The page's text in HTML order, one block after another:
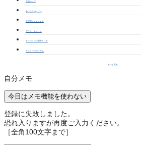
古城ハイツ
春ひなたのメゾン
すず雅ｓｕｚｕｇａ
グラン セレーノ
サンハイツ小田井Ａ・Ｂ
チェリーブロッサム
もっと見る
自分メモ
今日はメモ機能を使わない
登録に失敗しました。
恐れ入りますが再度ご入力ください。
［全角100文字まで］